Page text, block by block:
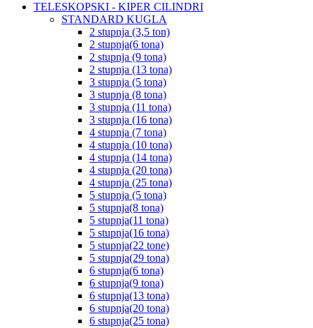
TELESKOPSKI - KIPER CILINDRI
STANDARD KUGLA
2 stupnja (3,5 ton)
2 stupnja(6 tona)
2 stupnja (9 tona)
2 stupnja (13 tona)
3 stupnja (5 tona)
3 stupnja (8 tona)
3 stupnja (11 tona)
3 stupnja (16 tona)
4 stupnja (7 tona)
4 stupnja (10 tona)
4 stupnja (14 tona)
4 stupnja (20 tona)
4 stupnja (25 tona)
5 stupnja (5 tona)
5 stupnja(8 tona)
5 stupnja(11 tona)
5 stupnja(16 tona)
5 stupnja(22 tone)
5 stupnja(29 tona)
6 stupnja(6 tona)
6 stupnja(9 tona)
6 stupnja(13 tona)
6 stupnja(20 tona)
6 stupnja(25 tona)